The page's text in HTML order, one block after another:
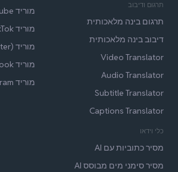
תרגום ודיבוב
תרגום בינה מלאכותית
דיבוב בינה מלאכותית
Video Translator
Audio Translator
Subtitle Translator
Captions Translator
כלי וידאו
מסיר כתוביות עם AI
מסיר סימני מים מבוסס AI
מוריד YouTube
מוריד TikTok
מוריד X(Twitter)
מוריד Facebook סרטונים
מוריד Instagram